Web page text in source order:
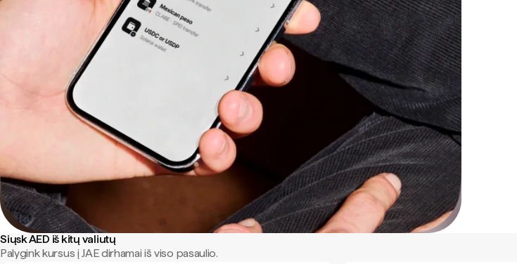
Siųsk AED iš kitų valiutų
Palygink kursus į JAE dirhamai iš viso pasaulio.